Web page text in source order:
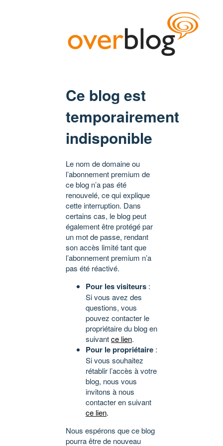
Ce blog est
temporairement
indisponible
Le nom de domaine ou
l’abonnement premium de
ce blog n’a pas été
renouvelé, ce qui explique
cette interruption. Dans
certains cas, le blog peut
également être protégé par
un mot de passe, rendant
son accès limité tant que
l’abonnement premium n’a
pas été réactivé.
Pour les visiteurs :
Si vous avez des
questions, vous
pouvez contacter le
propriétaire du blog en
suivantce lien.
Pour le propriétaire :
Si vous souhaitez
rétablir l’accès à votre
blog, nous vous
invitons à nous
contacter en suivant
ce lien.
Nous espérons que ce blog
pourra être de nouveau